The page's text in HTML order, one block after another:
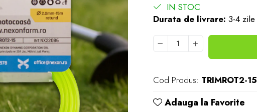
IN STOC
Durata de livrare: 3-4 zile
Cod Produs: TRIMROT2-15
Adauga la Favorite